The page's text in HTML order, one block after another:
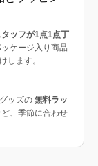
タッフが1点1点丁
ケージ入り商品
します。
ッズの 無料ラッ
、季節に合わせ